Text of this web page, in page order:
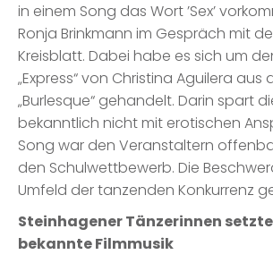
in einem Song das Wort ’Sex’
Ronja Brinkmann im Gespräch mit
Kreisblatt. Dabei habe es sich um
„Express“ von Christina Aguilera aus
„Burlesque“ gehandelt. Darin spart
bekanntlich nicht mit erotischen
Song war den Veranstaltern
den Schulwettbewerb. Die
Umfeld der tanzenden Konkurrenz
Steinhagener Tänzerinnen
bekannte Filmmusik